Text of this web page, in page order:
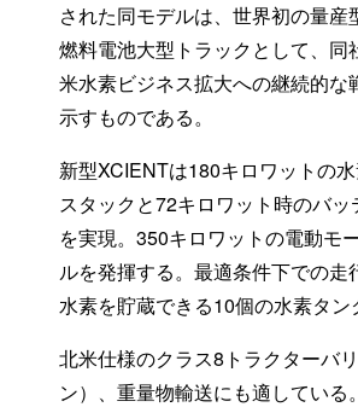
された同モデルは、世界初の量産
燃料電池大型トラックとして、同
米水素ビジネス拡大への継続的な
示すものである。
新型XCIENTは180キロワットの
スタックと72キロワット時のバ
を実現。350キロワットの電動モ
ルを発揮する。最適条件下での
水素を貯蔵できる10個の水素タン
北米仕様のクラス8トラクターバ
ン）、重量物輸送にも適してい